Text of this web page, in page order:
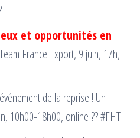
et opportunités en
France Export, 9 juin, 17h,
de la reprise ! Un
10h00-18h00, online ?? #FHT